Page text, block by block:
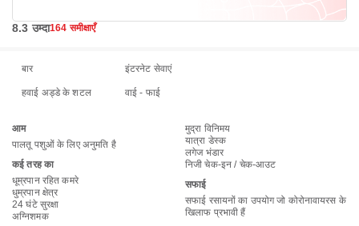
8.3 उम्दा164 समीक्षाएँ
बार इंटरनेट सेवाएं
हवाई अड्डे के शटल वाई - फाई
आम
पालतू पशुओं के लिए अनुमति है
कई तरह का
धूम्रपान रहित कमरे
धुम्रपान क्षेत्र
24 घंटे सुरक्षा
अग्निशमक
मुद्रा विनिमय
यात्रा डेस्क
लगेज भंडार
निजी चेक-इन / चेक-आउट
सफाई
सफाई रसायनों का उपयोग जो कोरोनावायरस के
खिलाफ प्रभावी हैं